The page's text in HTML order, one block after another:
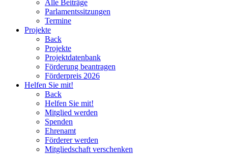
Alle Beiträge
Parlamentssitzungen
Termine
Projekte
Back
Projekte
Projektdatenbank
Förderung beantragen
Förderpreis 2026
Helfen Sie mit!
Back
Helfen Sie mit!
Mitglied werden
Spenden
Ehrenamt
Förderer werden
Mitgliedschaft verschenken